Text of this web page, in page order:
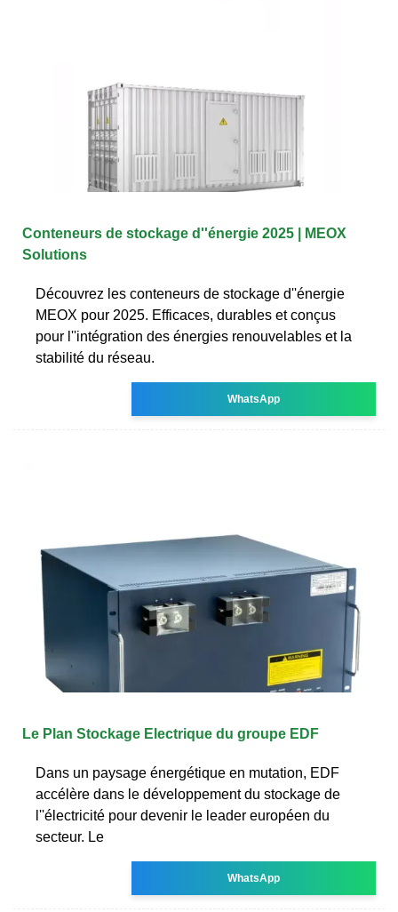
Conteneurs de stockage d''énergie 2025 | MEOX
Solutions
Découvrez les conteneurs de stockage d''énergie
MEOX pour 2025. Efficaces, durables et conçus
pour l''intégration des énergies renouvelables et la
stabilité du réseau.
WhatsApp
Le Plan Stockage Electrique du groupe EDF
Dans un paysage énergétique en mutation, EDF
accélère dans le développement du stockage de
l''électricité pour devenir le leader européen du
secteur. Le
WhatsApp